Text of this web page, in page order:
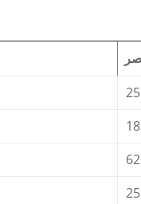
25
18
62
25